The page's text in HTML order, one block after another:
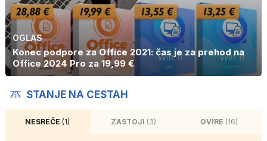
OGLAS
Konec podpore za Office 2021: čas je za prehod na
Office 2024 Pro za 19,99 €
STANJE NA CESTAH
NESREČE(1) ZASTOJI (3) OVIRE (16)